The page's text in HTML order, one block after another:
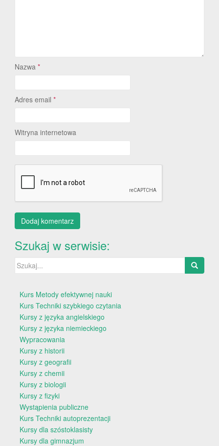
Nazwa *
Adres email *
Witryna internetowa
Szukaj w serwisie:
Szukaj:
Kurs Metody efektywnej nauki
Kurs Techniki szybkiego czytania
Kursy z języka angielskiego
Kursy z języka niemieckiego
Wypracowania
Kursy z historii
Kursy z geografii
Kursy z chemii
Kursy z biologii
Kursy z fizyki
Wystąpienia publiczne
Kurs Techniki autoprezentacji
Kursy dla szóstoklasisty
Kursy dla gimnazjum